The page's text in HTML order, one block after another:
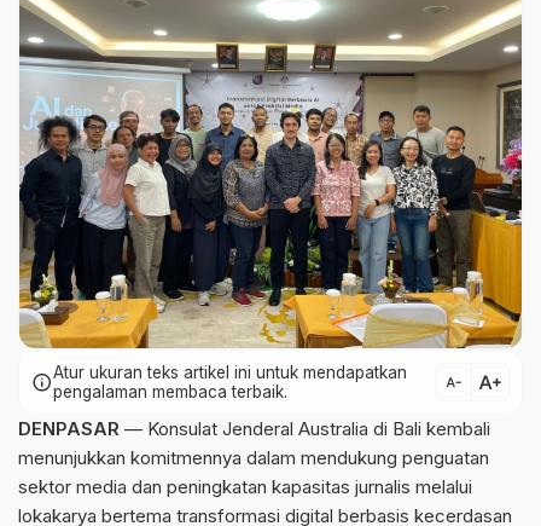
infoAtur ukuran teks artikel ini untuk mendapatkan
pengalaman membaca terbaik.
text_decrease text_increase
DENPASAR — Konsulat Jenderal Australia di Bali kembali
menunjukkan komitmennya dalam mendukung penguatan
sektor media dan peningkatan kapasitas jurnalis melalui
lokakarya bertema transformasi digital berbasis kecerdasan